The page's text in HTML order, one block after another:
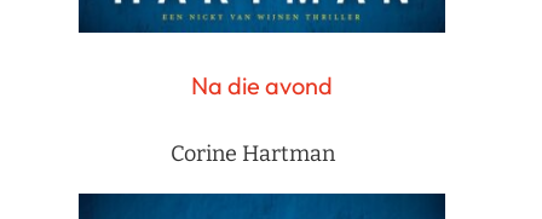
Na die avond
Corine Hartman